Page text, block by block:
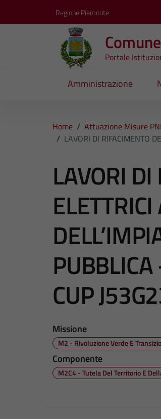
Regione Piemonte
Portale
Amministrazione
Home / Attuazione Misure
/ LAVORI DI RIFACIMENTO
LAVORI
CUP
Missione
M2 - Rivoluzione Verde E
Componente
M2C4 - Tutela Del Territorio E